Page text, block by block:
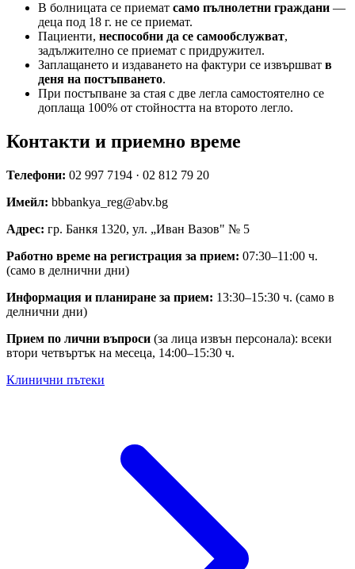
В болницата се приемат само пълнолетни граждани —
деца под 18 г. не се приемат.
Пациенти, неспособни да се самообслужват,
задължително се приемат с придружител.
Заплащането и издаването на фактури се извършват в
деня на постъпването.
При постъпване за стая с две легла самостоятелно се
доплаща 100% от стойността на второто легло.
Контакти и приемно време
Телефони: 02 997 7194 · 02 812 79 20
Имейл: bbbankya_reg@abv.bg
Адрес: гр. Банкя 1320, ул. „Иван Вазов" № 5
Работно време на регистрация за прием: 07:30–11:00 ч.
(само в делнични дни)
Информация и планиране за прием: 13:30–15:30 ч. (само в
делнични дни)
Прием по лични въпроси (за лица извън персонала): всеки
втори четвъртък на месеца, 14:00–15:30 ч.
Клинични пътеки